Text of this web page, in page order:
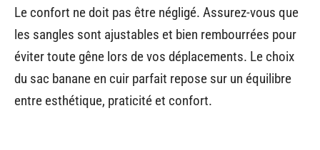
Le confort ne doit pas être négligé. Assurez-vous que
les sangles sont ajustables et bien rembourrées pour
éviter toute gêne lors de vos déplacements. Le choix
du sac banane en cuir parfait repose sur un équilibre
entre esthétique, praticité et confort.